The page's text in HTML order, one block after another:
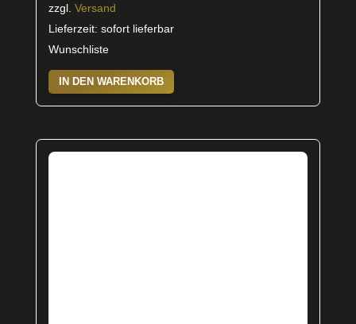
zzgl. Versand
Lieferzeit: sofort lieferbar
Wunschliste
IN DEN WARENKORB